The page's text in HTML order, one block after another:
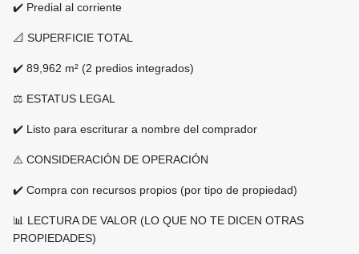
✔️ Predial al corriente
📐 SUPERFICIE TOTAL
✔️ 89,962 m² (2 predios integrados)
⚖️ ESTATUS LEGAL
✔️ Listo para escriturar a nombre del comprador
⚠️ CONSIDERACIÓN DE OPERACIÓN
✔️ Compra con recursos propios (por tipo de propiedad)
📊 LECTURA DE VALOR (LO QUE NO TE DICEN OTRAS
PROPIEDADES)